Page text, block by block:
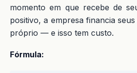
momento em que recebe de
positivo, a empresa financia
próprio — e isso tem custo.
Fórmula: